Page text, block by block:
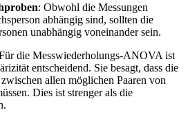
: Obwohl die Messungen
abhängig sind, sollten die
unabhängig voneinander sein.
die Messwiederholungs-ANOVA ist
entscheidend. Sie besagt, dass die
allen möglichen Paaren von
Dies ist strenger als die